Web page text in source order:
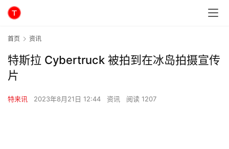
首页 资讯
特斯拉 Cybertruck 被拍到在冰岛拍摄宣传
片
特来讯 2023年8月21日 12:44 资讯 阅读 1207